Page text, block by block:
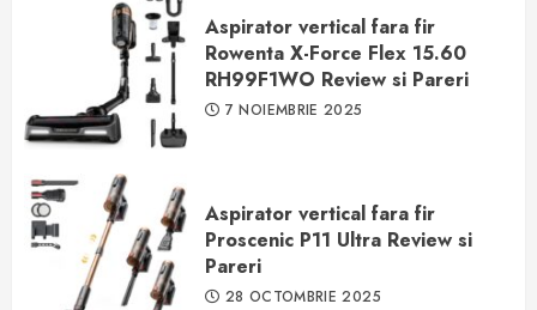
Aspirator vertical fara fir
Rowenta X-Force Flex 15.60
RH99F1WO Review si Pareri
7 NOIEMBRIE 2025
Aspirator vertical fara fir
Proscenic P11 Ultra Review si
Pareri
28 OCTOMBRIE 2025